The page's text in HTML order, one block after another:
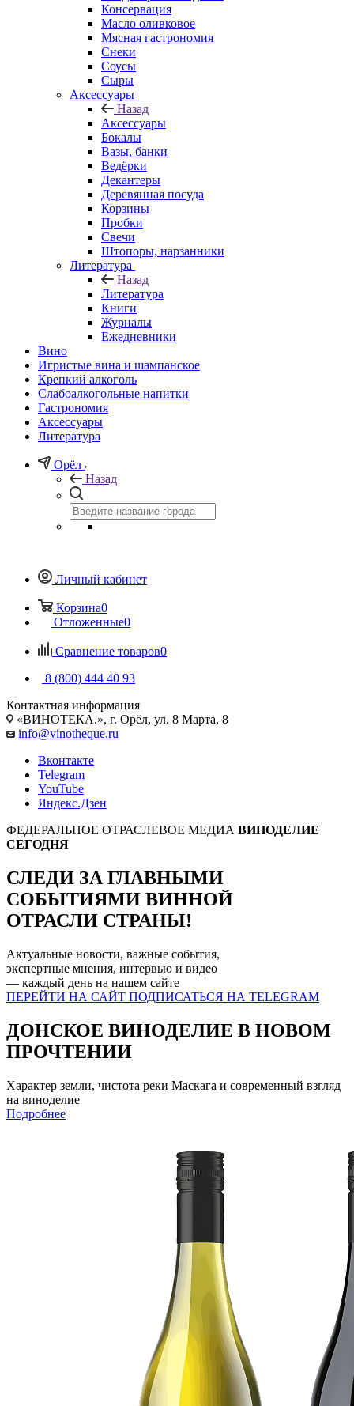
Консервация
Масло оливковое
Мясная гастрономия
Снеки
Соусы
Сыры
Аксессуары
Назад
Аксессуары
Бокалы
Вазы, банки
Ведёрки
Декантеры
Деревянная посуда
Корзины
Пробки
Свечи
Штопоры, нарзанники
Литература
Назад
Литература
Книги
Журналы
Ежедневники
Вино
Игристые вина и шампанское
Крепкий алкоголь
Слабоалкогольные напитки
Гастрономия
Аксессуары
Литература
Орёл
Назад
Личный кабинет
Корзина0
Отложенные0
Сравнение товаров0
8 (800) 444 40 93
Контактная информация
«ВИНОТЕКА.», г. Орёл, ул. 8 Марта, 8
info@vinotheque.ru
Вконтакте
Telegram
YouTube
Яндекс.Дзен
ФЕДЕРАЛЬНОЕ ОТРАСЛЕВОЕ МЕДИА ВИНОДЕЛИЕ
СЕГОДНЯ
СЛЕДИ ЗА ГЛАВНЫМИ
СОБЫТИЯМИ ВИННОЙ
ОТРАСЛИ СТРАНЫ!
Актуальные новости, важные события,
экспертные мнения, интервью и видео
— каждый день на нашем сайте
ПЕРЕЙТИ НА САЙТ ПОДПИСАТЬСЯ НА TELEGRAM
ДОНСКОЕ ВИНОДЕЛИЕ В НОВОМ
ПРОЧТЕНИИ
Характер земли, чистота реки Маскага и современный взгляд
на виноделие
Подробнее